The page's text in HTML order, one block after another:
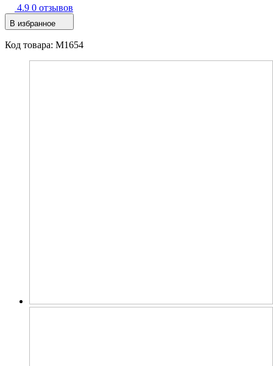
4.9 0 отзывов
В избранное
Код товара: M1654